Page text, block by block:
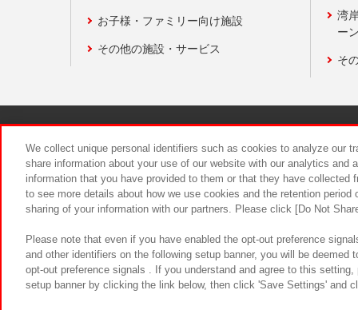
お子様・ファミリー向け施設
その他の施設・サービス
湾
ー
そ
食品のご
We collect unique personal identifiers such as cookies to analyze our
share information about your use of our website with our analytics and
information that you have provided to them or that they have
to see more details about how we use cookies and the retention
sharing of your information with our partners. Please click [Do Not
Please note that even if you have enabled the opt-out preference
and other identifiers on the following setup banner, you will be
opt-out preference signals . If you understand and agree to this
setup banner by clicking the link below, then click 'Save Settings' and